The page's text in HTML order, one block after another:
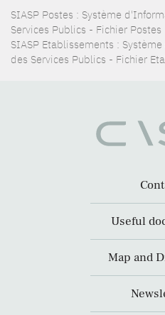
SIASP Postes : Système
Services Publics - Fichier Postes
SIASP Etablissements :
des Services Publics - Fichier
Useful
Map and